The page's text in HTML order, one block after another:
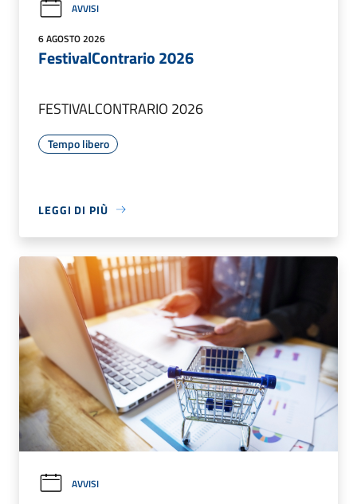
AVVISI
6 AGOSTO 2026
FestivalContrario 2026
FESTIVALCONTRARIO 2026
Tempo libero
LEGGI DI PIÙ
AVVISI